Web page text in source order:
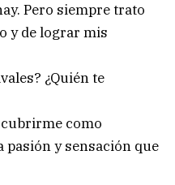
Pero siempre trato
y de lograr mis
¿Quién te
como
pasión y sensación que